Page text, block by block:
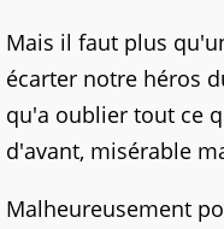
Mais il faut plus
écarter notre héros
qu'a oublier tout ce
d'avant, misérable
Malheureusement